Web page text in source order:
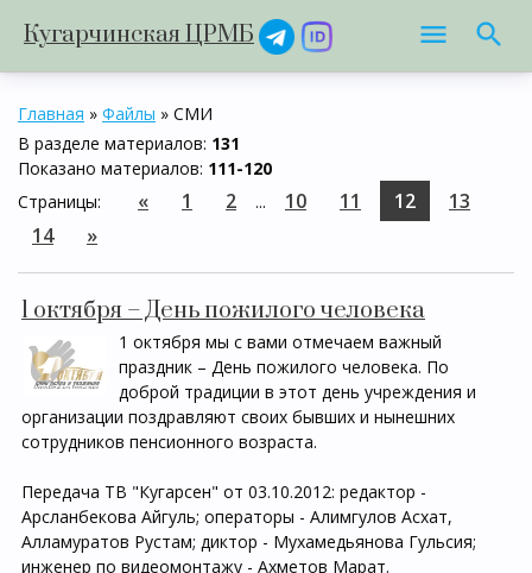
Кугарчинская ЦРМБ
Главная » Файлы » СМИ
В разделе материалов: 131
Показано материалов: 111-120
Страницы: « 1 2 ... 10 11 12
13
14
»
1 октября – День пожилого человека
1 октября мы с вами отмечаем важный
праздник – День пожилого человека. По
доброй традиции в этот день учреждения и
организации поздравляют своих бывших и нынешних
сотрудников пенсионного возраста.
Передача ТВ "Кугарсен" от 03.10.2012: редактор -
Арсланбекова Айгуль; операторы - Алимгулов Асхат,
Алламуратов Рустам; диктор - Мухамедьянова Гульсия;
инженер по видеомонтажу - Ахметов Марат.